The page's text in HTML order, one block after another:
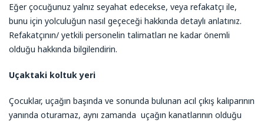
Eğer çocuğunuz yalnız seyahat edecekse, veya refakatçı ile,
bunu için yolculuğun nasıl geçeceği hakkında detaylı anlatınız.
Refakatçının/ yetkili personelin talimatları ne kadar önemli
olduğu hakkında bilgilendirin.
Uçaktaki koltuk yeri
Çocuklar, uçağın başında ve sonunda bulunan acıl çıkış kalıparının
yanında oturamaz, aynı zamanda uçağın kanatlarının olduğu